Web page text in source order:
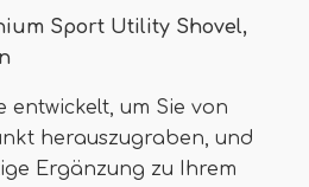
Sport Utility Shovel,
entwickelt, um Sie von
herauszugraben, und
Ergänzung zu Ihrem